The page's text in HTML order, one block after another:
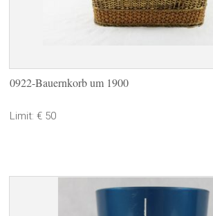
0922-Bauernkorb um 1900
Limit: € 50